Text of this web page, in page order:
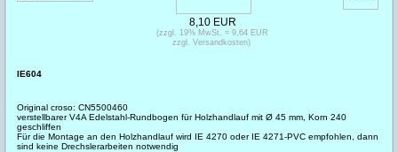
IE604
Original croso: CN5500460
verstellbarer V4A Edelstahl-Rundbogen für Holzhandlauf mit Ø 45 mm, Korn 240
geschliffen
Für die Montage an den Holzhandlauf wird IE 4270 oder IE 4271-PVC empfohlen, dann
sind keine Drechslerarbeiten notwendig
8,10 EUR
(zzgl. 19% MwSt. = 9,64 EUR
zzgl. Versandkosten)